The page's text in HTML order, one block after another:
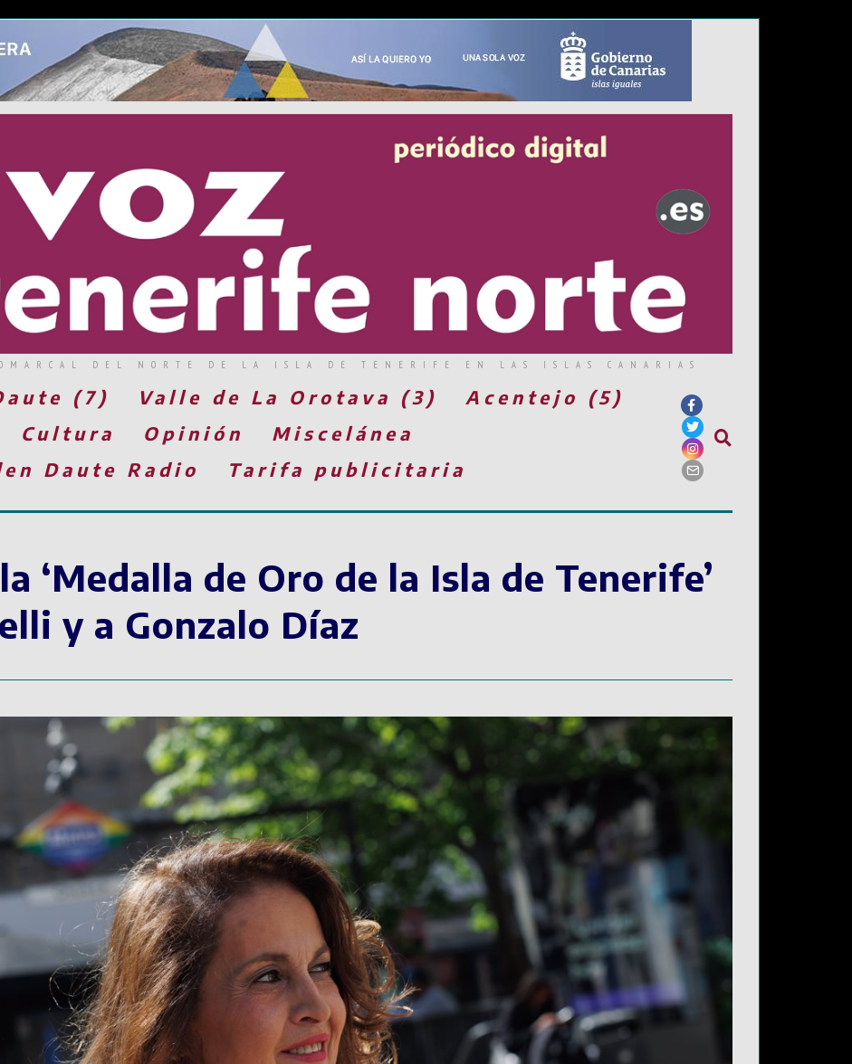
DEL NORTE DE LA ISLA DE TENERIFE EN LAS ISLAS CANARIAS
(7) Valle de La Orotava (3)
Acentejo (5)
Cultura Opinión
Miscelánea
Daute Radio
Tarifa publicitaria
‘Medalla de Oro de la Isla de Tenerife’
y a Gonzalo Díaz